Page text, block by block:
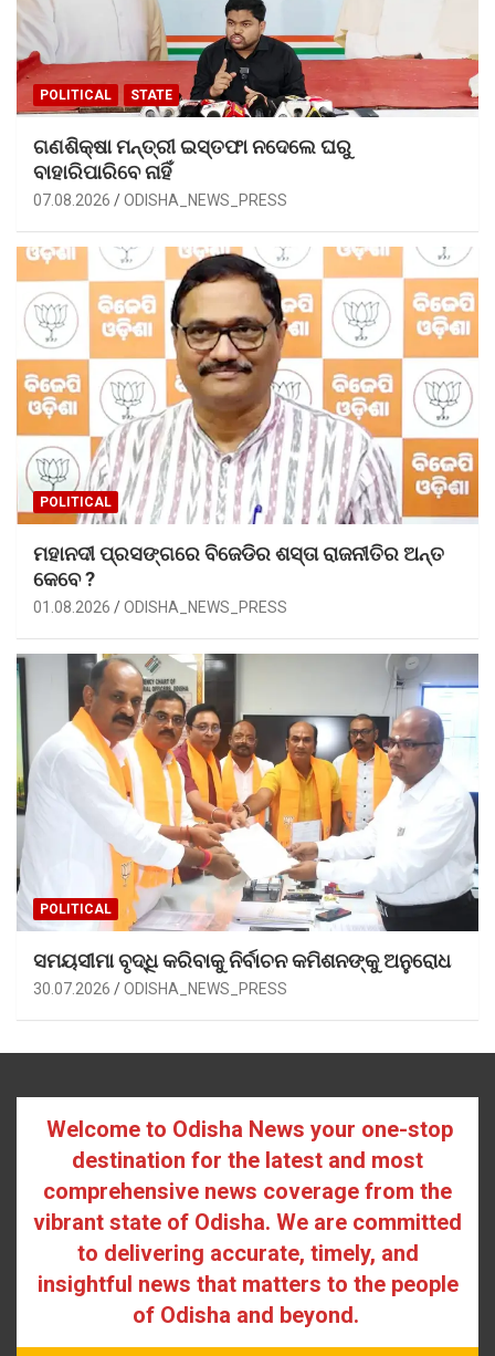
POLITICAL STATE
ଗଣଶିକ୍ଷା ମନ୍ତ୍ରୀ ଇସ୍ତଫା ନଦେଲେ ଘରୁ
ବାହାରିପାରିବେ ନାହିଁ
07.08.2026 ODISHA_NEWS_PRESS
POLITICAL
ମହାନଦୀ ପ୍ରସଙ୍ଗରେ ବିଜେଡିର ଶସ୍ତା ରାଜନୀତିର ଅନ୍ତ
କେବେ ?
01.08.2026 ODISHA_NEWS_PRESS
POLITICAL
ସମୟସୀମା ବୃଦ୍ଧି କରିବାକୁ ନିର୍ବାଚନ କମିଶନଙ୍କୁ ଅନୁରୋଧ
30.07.2026 ODISHA_NEWS_PRESS
Welcome to Odisha News your one-stop
destination for the latest and most
comprehensive news coverage from the
vibrant state of Odisha. We are committed
to delivering accurate, timely, and
insightful news that matters to the people
of Odisha and beyond.